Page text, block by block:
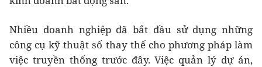
Nhiều doanh nghiệp đã bắt đầu sử dụng những
công cụ kỹ thuật số thay thế cho phương pháp làm
việc truyền thống trước đây. Việc quản lý dự án,